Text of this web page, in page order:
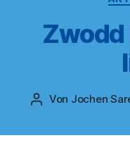
Zwodd
Beitragsautor
Von Jochen